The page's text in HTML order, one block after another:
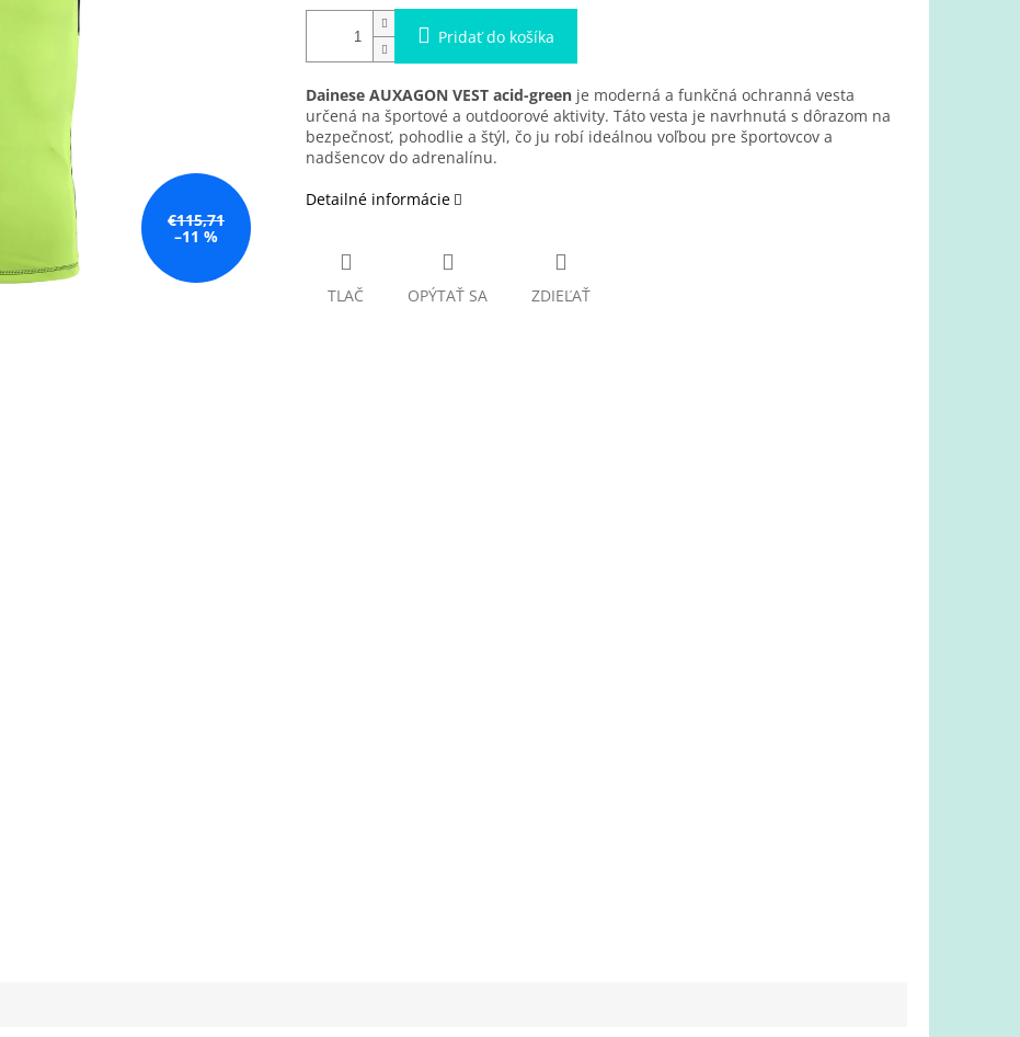
€115,71
–11 %
Pridať do košíka
Dainese AUXAGON VEST acid-green je moderná a funkčná ochranná vesta
určená na športové a outdoorové aktivity. Táto vesta je navrhnutá s dôrazom na
bezpečnosť, pohodlie a štýl, čo ju robí ideálnou voľbou pre športovcov a
nadšencov do adrenalínu.
Detailné informácie
TLAČ OPÝTAŤ SA ZDIEĽAŤ